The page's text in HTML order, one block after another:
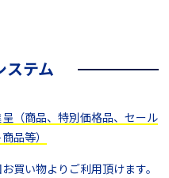
ステム
（商品、特別価格品、セール
品等）
買い物よりご利用頂けます。